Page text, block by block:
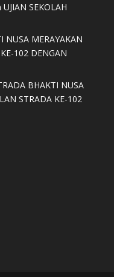
SEKOLAH
NUSA MERAYAKAN
102 DENGAN
BHAKTI NUSA
STRADA KE-102